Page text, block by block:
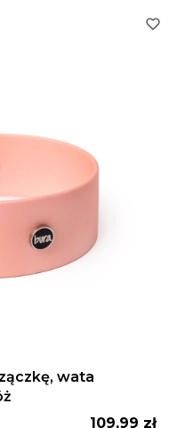
wata
Cena
109,99 zł